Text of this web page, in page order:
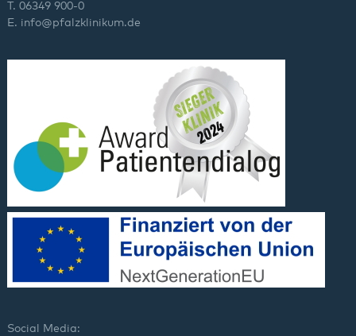
T. 06349 900-0
E. info@pfalzklinikum.de
Social Media: